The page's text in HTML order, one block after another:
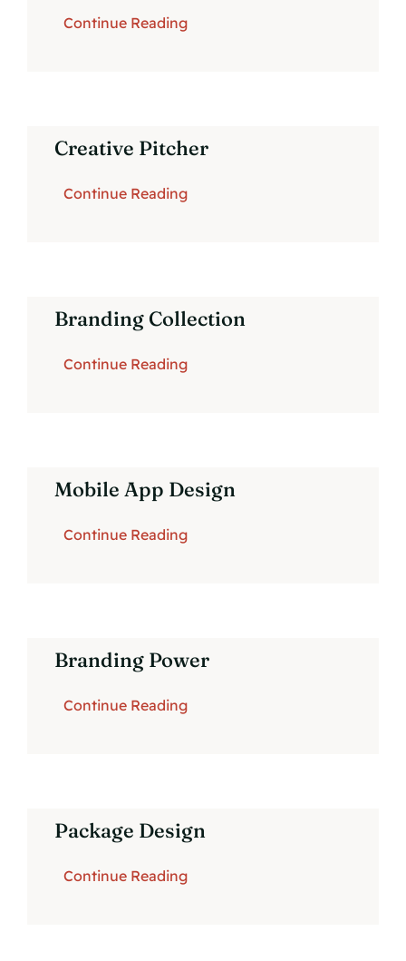
Continue Reading
Creative Pitcher
Continue Reading
Branding Collection
Continue Reading
Mobile App Design
Continue Reading
Branding Power
Continue Reading
Package Design
Continue Reading